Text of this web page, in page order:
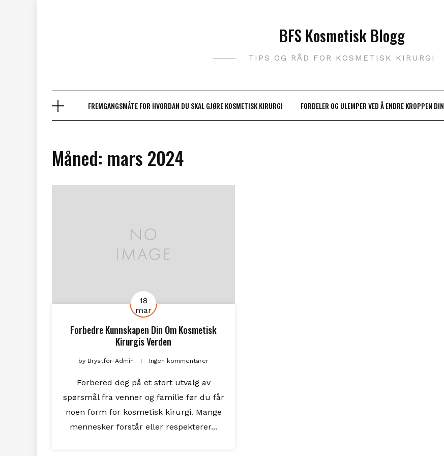
BFS Kosmetisk Blogg
TIPS OG RÅD FOR KOSMETISK KIRURGI
FREMGANGSMÅTE FOR HVORDAN DU SKAL GJØRE KOSMETISK KIRURGI FORDELER OG ULEMPER VED Å ENDRE KROPPEN DIN
Måned: mars 2024
18
mar
Forbedre Kunnskapen Din Om Kosmetisk
Kirurgis Verden
by Brystfor-Admin Ingen kommentarer
Forbered deg på et stort utvalg av
spørsmål fra venner og familie før du får
noen form for kosmetisk kirurgi. Mange
mennesker forstår eller respekterer...